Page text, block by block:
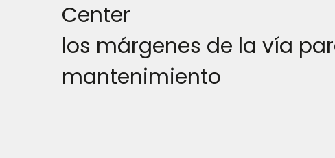
Center
los márgenes de la vía
mantenimiento